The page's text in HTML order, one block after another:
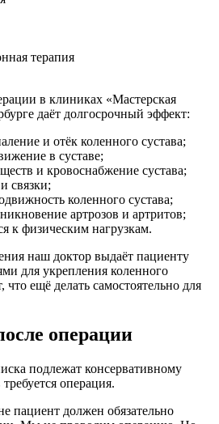
терапия
в клиниках «Мастерская
даёт долгосрочный эффект:
и отёк коленного сустава;
в суставе;
и кровоснабжение сустава;
связки;
коленного сустава;
артрозов и артритов;
к физическим нагрузкам.
наш доктор выдаёт пациенту
для укрепления коленного
что ещё делать самостоятельно для
операции
подлежат консервативному
операция.
пациент должен обязательно